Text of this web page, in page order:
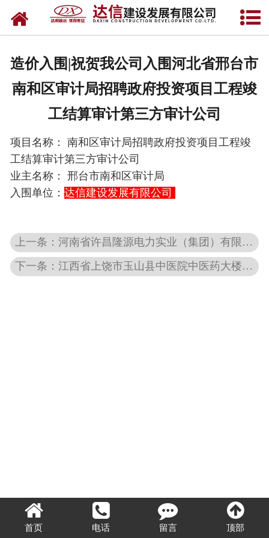
网站首页
招标信息
资质荣誉
企业文化
联系我们
造价入围|祝贺我公司入围河北省邢台市
南和区审计局招聘政府投资项目工程竣
工结算审计第三方审计公司
项目名称： 南和区审计局招聘政府投资项目工程竣
工结算审计第三方审计公司
业主名称： 邢台市南和区审计局
入围单位： 达信建设发展有限公司
上一条：河南省许昌隆源电力实业（集团）有限公司长葛分公司工会委员会2025年1月节日慰问品采购项目-结果公示
下一条：江西省上饶市玉山县中医院中医药大楼供应室中央空调及新风系统的采购DXJSZFCG-YS2024-01结果公示
首页 电话 留言 顶部